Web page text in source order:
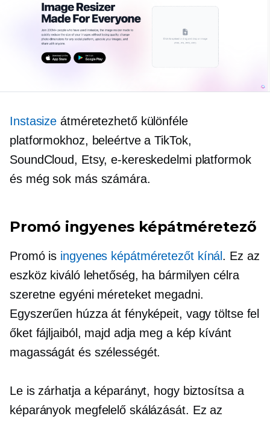
Instasize átméretezhető különféle
platformokhoz, beleértve a TikTok,
SoundCloud, Etsy, e-kereskedelmi platformok
és még sok más számára.
Promó ingyenes képátméretező
Promó is ingyenes képátméretezőt kínál. Ez az
eszköz kiváló lehetőség, ha bármilyen célra
szeretne egyéni méreteket megadni.
Egyszerűen húzza át fényképeit, vagy töltse fel
őket fájljaiból, majd adja meg a kép kívánt
magasságát és szélességét.
Le is zárhatja a képarányt, hogy biztosítsa a
képarányok megfelelő skálázását. Ez az